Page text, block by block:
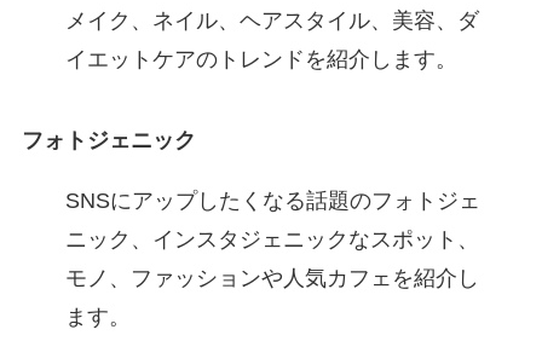
メイク、ネイル、ヘアスタイル、美容、ダ
イエットケアのトレンドを紹介します。
フォトジェニック
SNSにアップしたくなる話題のフォトジェ
ニック、インスタジェニックなスポット、
モノ、ファッションや人気カフェを紹介し
ます。